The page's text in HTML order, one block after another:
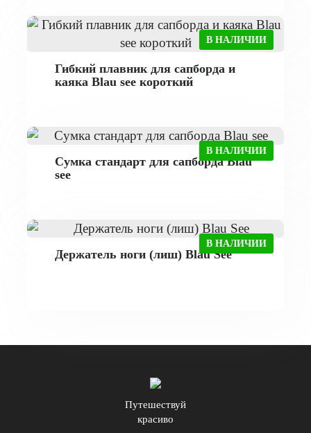
В НАЛИЧИИ
Гибкий плавник для сапборда и
каяка Blau see короткий
В НАЛИЧИИ
Сумка стандарт для сапборда Blau
see
В НАЛИЧИИ
Держатель ноги (лиш) Blau See
Путешествуй
красиво